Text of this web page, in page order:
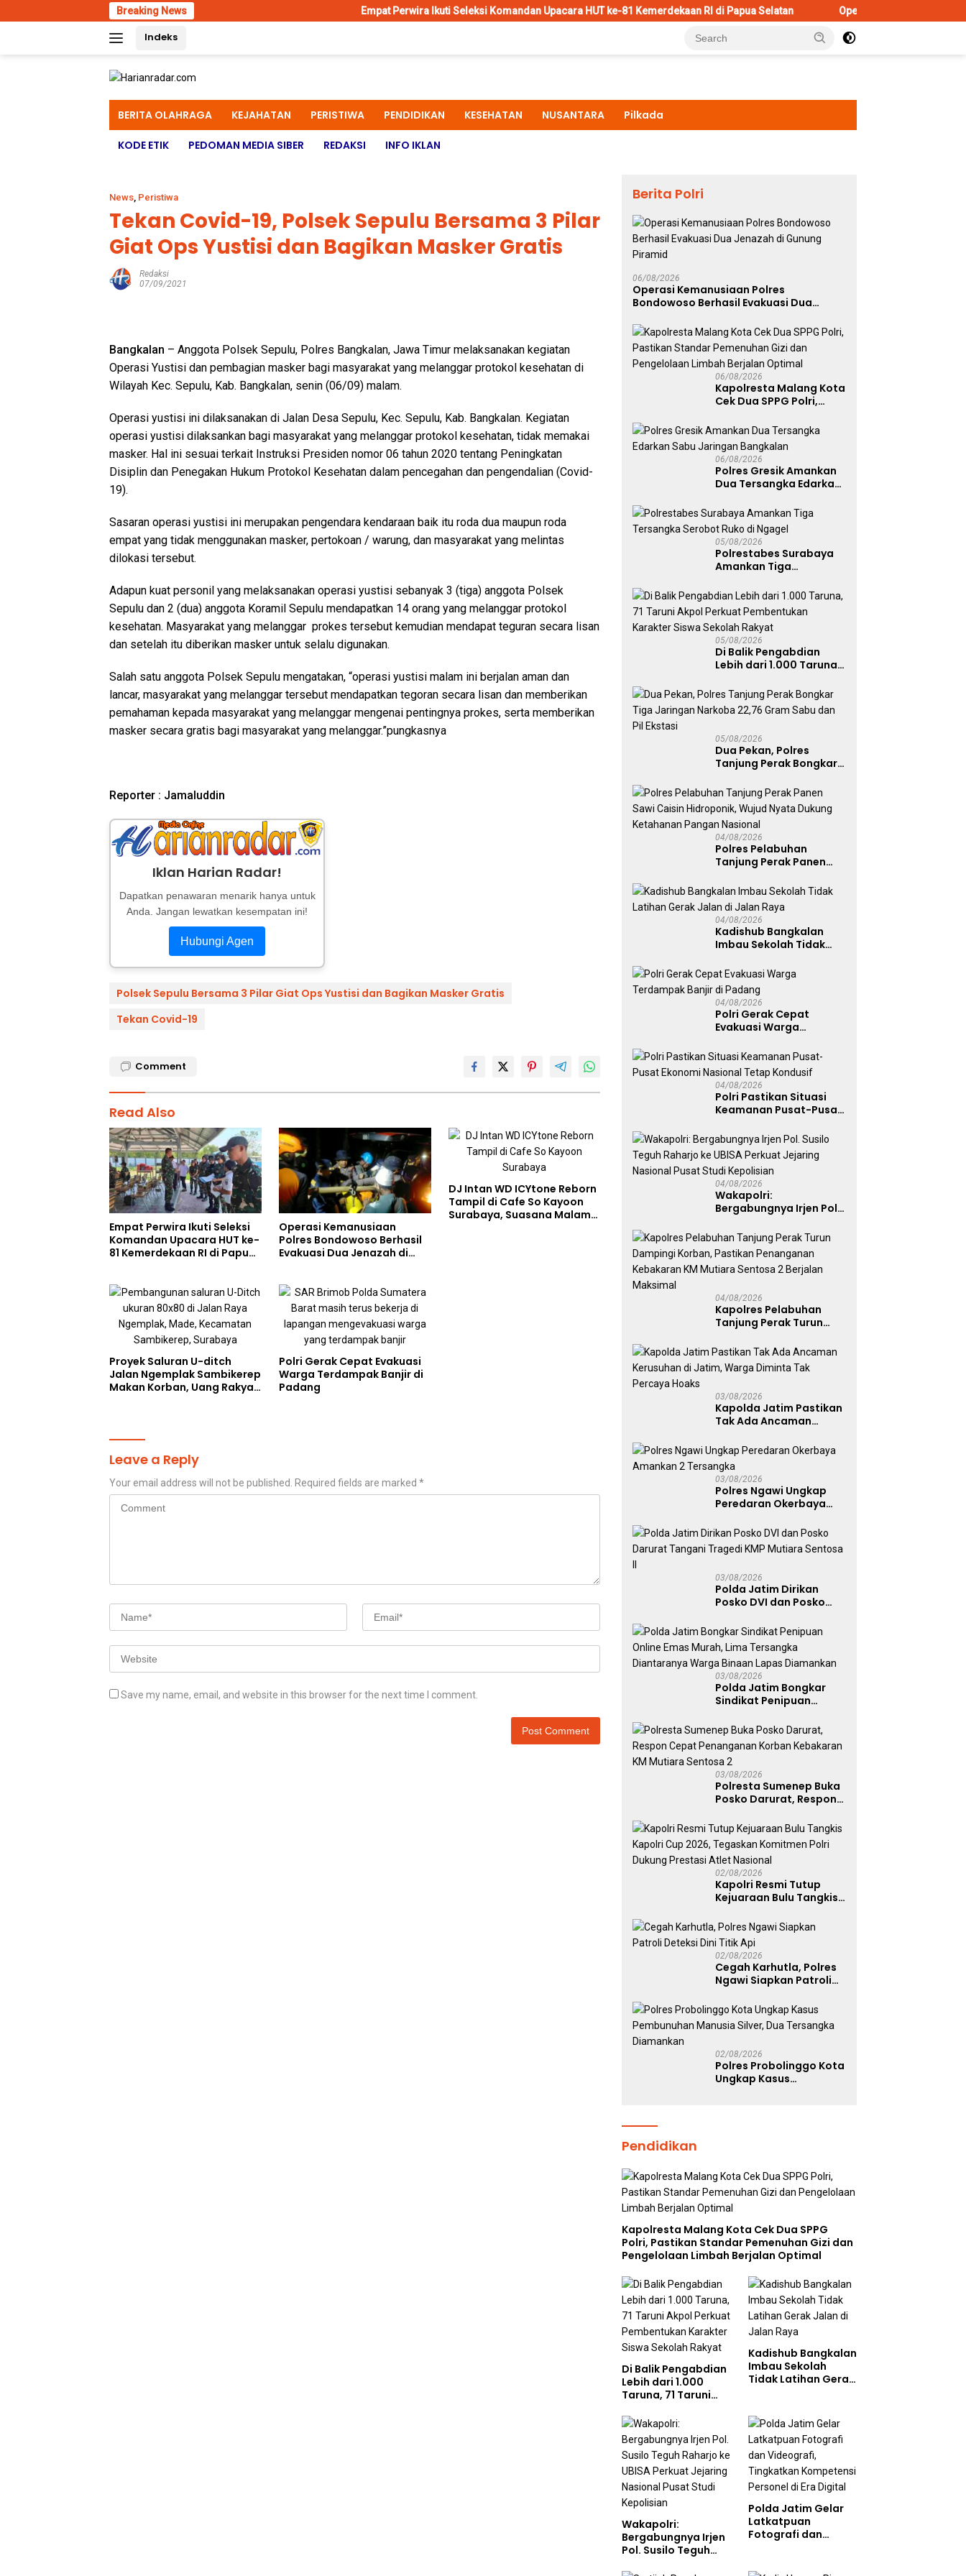
to
Breaking News Empat Perwira Ikuti Seleksi Komandan Upacara HUT ke-81 Kemerdekaan RI di Papua Selatan Operasi Kemanusiaan Polres Bondowoso
Indeks
BERITA OLAHRAGA KEJAHATAN PERISTIWA PENDIDIKAN KESEHATAN NUSANTARA Pilkada
KODE ETIK PEDOMAN MEDIA SIBER REDAKSI INFO IKLAN
News, Peristiwa
Tekan Covid-19, Polsek Sepulu Bersama 3 Pilar
Giat Ops Yustisi dan Bagikan Masker Gratis
Redaksi
07/09/2021
Bangkalan – Anggota Polsek Sepulu, Polres Bangkalan, Jawa Timur melaksanakan kegiatan
Operasi Yustisi dan pembagian masker bagi masyarakat yang melanggar protokol kesehatan di
Wilayah Kec. Sepulu, Kab. Bangkalan, senin (06/09) malam.
Operasi yustisi ini dilaksanakan di Jalan Desa Sepulu, Kec. Sepulu, Kab. Bangkalan. Kegiatan
operasi yustisi dilaksankan bagi masyarakat yang melanggar protokol kesehatan, tidak memakai
masker. Hal ini sesuai terkait Instruksi Presiden nomor 06 tahun 2020 tentang Peningkatan
Disiplin dan Penegakan Hukum Protokol Kesehatan dalam pencegahan dan pengendalian (Covid-
19).
Sasaran operasi yustisi ini merupakan pengendara kendaraan baik itu roda dua maupun roda
empat yang tidak menggunakan masker, pertokoan / warung, dan masyarakat yang melintas
dilokasi tersebut.
Adapun kuat personil yang melaksanakan operasi yustisi sebanyak 3 (tiga) anggota Polsek
Sepulu dan 2 (dua) anggota Koramil Sepulu mendapatkan 14 orang yang melanggar protokol
kesehatan. Masyarakat yang melanggar prokes tersebut kemudian mendapat teguran secara lisan
dan setelah itu diberikan masker untuk selalu digunakan.
Salah satu anggota Polsek Sepulu mengatakan, “operasi yustisi malam ini berjalan aman dan
lancar, masyarakat yang melanggar tersebut mendapatkan tegoran secara lisan dan memberikan
pemahaman kepada masyarakat yang melanggar mengenai pentingnya prokes, serta memberikan
masker secara gratis bagi masyarakat yang melanggar.”pungkasnya
Reporter : Jamaluddin
Iklan Harian Radar!
Dapatkan penawaran menarik hanya untuk
Anda. Jangan lewatkan kesempatan ini!
Hubungi Agen
Polsek Sepulu Bersama 3 Pilar Giat Ops Yustisi dan Bagikan Masker Gratis
Tekan Covid-19
Comment
Read Also
Empat Perwira Ikuti Seleksi
Komandan Upacara HUT ke-
81 Kemerdekaan RI di Papua
Operasi Kemanusiaan
Polres Bondowoso Berhasil
Evakuasi Dua Jenazah di
DJ Intan WD ICYtone Reborn
Tampil di Cafe So Kayoon
Surabaya, Suasana Malam
Proyek Saluran U-ditch
Jalan Ngemplak Sambikerep
Makan Korban, Uang Rakyat
Polri Gerak Cepat Evakuasi
Warga Terdampak Banjir di
Padang
Leave a Reply
Your email address will not be published. Required fields are marked *
Save my name, email, and website in this browser for the next time I comment.
Berita Polri
06/08/2026
Operasi Kemanusiaan Polres
Bondowoso Berhasil Evakuasi Dua
06/08/2026
Kapolresta Malang Kota
Cek Dua SPPG Polri,
Pemenuhan Gizi dan
Pengelolaan Limbah
Berjalan Optimal
06/08/2026
Polres Gresik Amankan
Dua Tersangka Edarkan
Bangkalan
05/08/2026
Polrestabes Surabaya
Amankan Tiga
Ruko di Ngagel
05/08/2026
Di Balik Pengabdian
Lebih dari 1.000 Taruna,
Pembentukan Karakter
Siswa Sekolah Rakyat
05/08/2026
Dua Pekan, Polres
Tanjung Perak Bongkar
22,76 Gram Sabu dan Pil
Ekstasi
04/08/2026
Polres Pelabuhan
Tanjung Perak Panen
Wujud Nyata Dukung
Ketahanan Pangan
Nasional
04/08/2026
Kadishub Bangkalan
Imbau Sekolah Tidak
Jalan Raya
04/08/2026
Polri Gerak Cepat
Evakuasi Warga
Padang
04/08/2026
Polri Pastikan Situasi
Keamanan Pusat-Pusat
Kondusif
04/08/2026
Wakapolri:
Bergabungnya Irjen Pol.
UBISA Perkuat Jejaring
Nasional Pusat Studi
Kepolisian
04/08/2026
Kapolres Pelabuhan
Tanjung Perak Turun
Pastikan Penanganan
Kebakaran KM Mutiara
Sentosa 2 Berjalan
03/08/2026
Kapolda Jatim Pastikan
Tak Ada Ancaman
Warga Diminta Tak
Percaya Hoaks
03/08/2026
Polres Ngawi Ungkap
Peredaran Okerbaya
03/08/2026
Polda Jatim Dirikan
Posko DVI dan Posko
Tragedi KMP Mutiara
Sentosa II
03/08/2026
Polda Jatim Bongkar
Sindikat Penipuan
Tersangka Diantaranya
Warga Binaan Lapas
Diamankan
03/08/2026
Polresta Sumenep Buka
Posko Darurat, Respon
Korban Kebakaran KM
Mutiara Sentosa 2
02/08/2026
Kapolri Resmi Tutup
Kejuaraan Bulu Tangkis
Tegaskan Komitmen
Polri Dukung Prestasi
Atlet Nasional
02/08/2026
Cegah Karhutla, Polres
Ngawi Siapkan Patroli
02/08/2026
Polres Probolinggo Kota
Ungkap Kasus
Pendidikan
Kapolresta Malang Kota Cek Dua SPPG
Polri, Pastikan Standar Pemenuhan Gizi dan
Pengelolaan Limbah Berjalan Optimal
Di Balik Pengabdian
Lebih dari 1.000
Taruna, 71 Taruni
Pembentukan
Karakter Siswa
Sekolah Rakyat
Kadishub Bangkalan
Imbau Sekolah
Tidak Latihan Gerak
Wakapolri:
Bergabungnya Irjen
Pol. Susilo Teguh
Polda Jatim Gelar
Latkatpuan
Fotografi dan